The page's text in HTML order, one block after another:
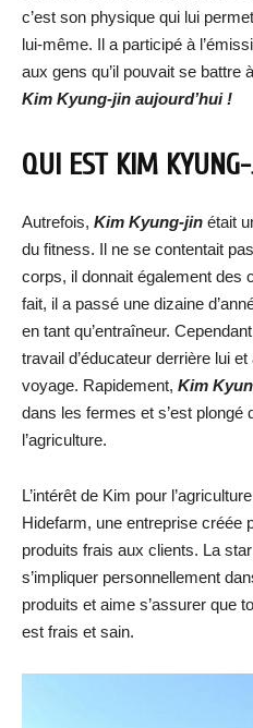
c’est son physique qui lui
lui-même. Il a participé à
aux gens qu’il pouvait se battre
Kim Kyung-jin aujourd’hui !
QUI EST KIM
Autrefois, Kim Kyung-jin était
du fitness. Il ne se contentait
corps, il donnait également des
fait, il a passé une dizaine
en tant qu’entraîneur.
travail d’éducateur derrière lui
voyage. Rapidement, Kim
dans les fermes et s’est plongé
l’agriculture.
L’intérêt de Kim pour
Hidefarm, une entreprise créée
produits frais aux clients. La
s’impliquer personnellement
produits et aime s’assurer que
est frais et sain.